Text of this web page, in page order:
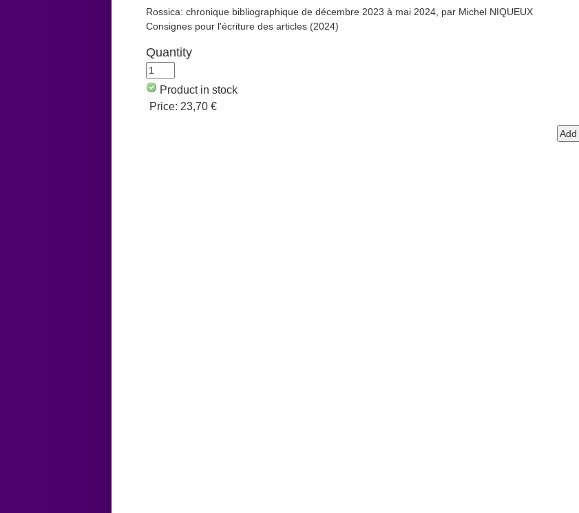
Rossica: chronique bibliographique de décembre 2023 à mai 2024, par Michel NIQUEUX
Consignes pour l'écriture des articles (2024)
Quantity
Product in stock
Price: 23,70 €